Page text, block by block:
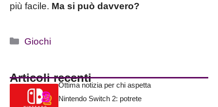
più facile. Ma si può davvero?
Categorie
Giochi
Articoli recenti
Ottima notizia per chi aspetta
Nintendo Switch 2: potrete